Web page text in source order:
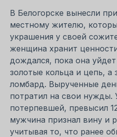
В Белогорске вынесли
местному жителю,
украшения у своей
женщина хранит
дождался, пока она
золотые кольца и цепь, а
ломбард. Вырученные
потратил на свои нужды.
потерпевшей, превысил
мужчина признал вину и
учитывая то, что ранее